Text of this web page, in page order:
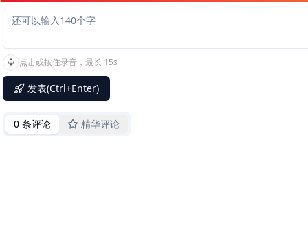
点击或按住录音，最长 15s
发表(Ctrl+Enter)
0 条评论 精华评论